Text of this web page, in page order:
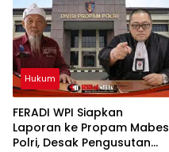
Hukum
FERADI WPI Siapkan
Laporan ke Propam Mabes
Polri, Desak Pengusutan